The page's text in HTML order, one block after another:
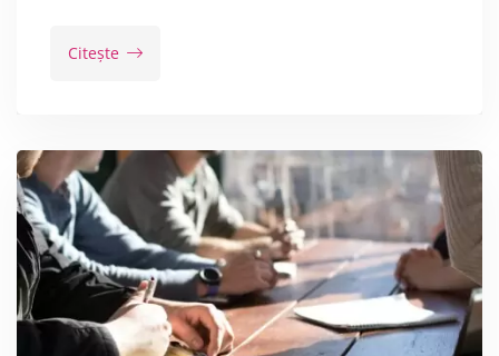
Citește